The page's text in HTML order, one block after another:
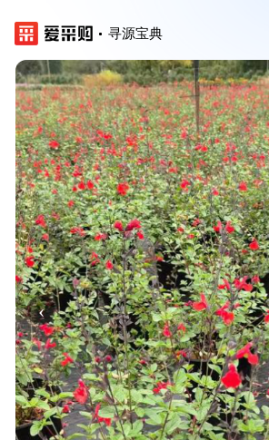
寻源宝典
‹